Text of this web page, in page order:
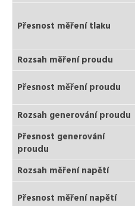
Přesnost měření tlaku
Rozsah měření proudu
Přesnost měření proudu
Rozsah generování proudu
Přesnost generování
proudu
Rozsah měření napětí
Přesnost měření napětí